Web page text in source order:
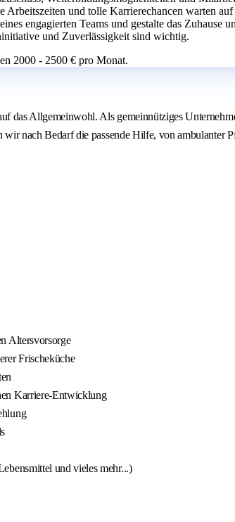
Arbeitszeiten und tolle Karrierechancen warten
engagierten Teams und gestalte das Zuhause
und Zuverlässigkeit sind wichtig.
2000 - 2500 € pro Monat.
das Allgemeinwohl. Als gemeinnütziges
nach Bedarf die passende Hilfe, von ambulanter
Altersvorsorge
Frischeküche
Karriere-Entwicklung
und vieles mehr...)